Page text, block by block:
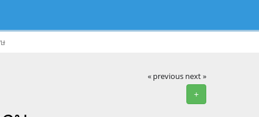
« previous next »
+